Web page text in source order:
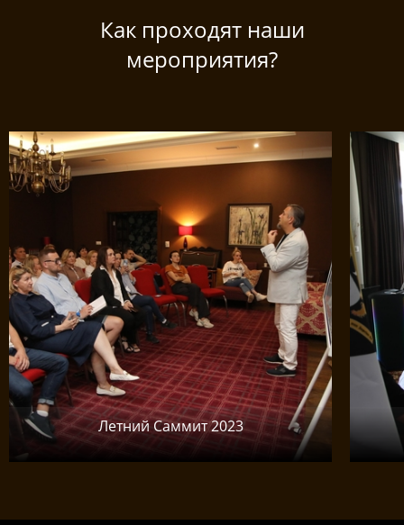
Как проходят наши
мероприятия?
Летний Саммит 2023